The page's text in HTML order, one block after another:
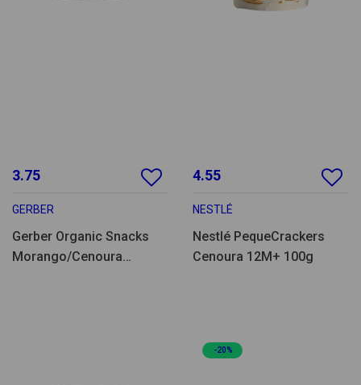
3.75
GERBER
Gerber Organic Snacks
Morango/Cenoura
4.55
NESTLÉ
Nestlé PequeCrackers
Cenoura 12M+ 100g
-20%